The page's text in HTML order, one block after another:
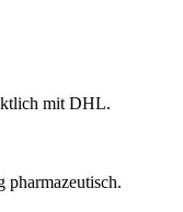
mit DHL.
pharmazeutisch.